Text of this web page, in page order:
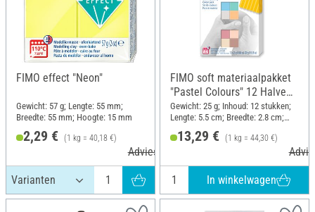
FIMO effect "Neon"
Gewicht: 57 g; Lengte: 55 mm;
Breedte: 55 mm; Hoogte: 15 mm
2,29 € (1 kg = 40,18 €)
Adviesprijs 3,60 €
FIMO soft materiaalpakket
"Pastel Colours" 12 Halve
blokken, 300 g
Gewicht: 25 g; Inhoud: 12 stukken;
Lengte: 5.5 cm; Breedte: 2.8 cm;
13,29 € (1 kg = 44,30 €)
In winkelwagen